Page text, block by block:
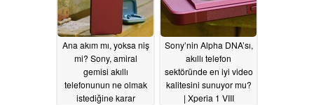
Ana akım mı, yoksa niş
mi? Sony, amiral
gemisi akıllı
telefonunun ne olmak
istediğine karar
Sony’nin Alpha DNA’sı,
akıllı telefon
sektöründe en iyi video
kalitesini sunuyor mu?
| Xperia 1 VIII